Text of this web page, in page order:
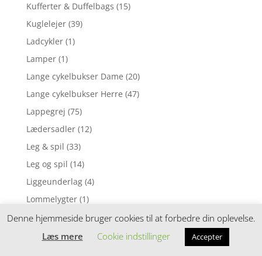
Kufferter & Duffelbags (15)
Kuglelejer (39)
Ladcykler (1)
Lamper (1)
Lange cykelbukser Dame (20)
Lange cykelbukser Herre (47)
Lappegrej (75)
Lædersadler (12)
Leg & spil (33)
Leg og spil (14)
Liggeunderlag (4)
Lommelygter (1)
Lommelygter & pandelamper (7)
Loosefit cykelshorts (14)
Denne hjemmeside bruger cookies til at forbedre din oplevelse.
Læs mere
Cookie indstillinger Accepter